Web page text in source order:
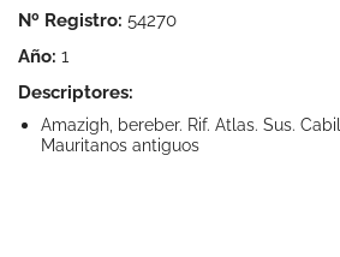
Nº Registro: 54270
Año: 1
Descriptores:
Amazigh, bereber. Rif. Atlas. Sus.
Mauritanos antiguos